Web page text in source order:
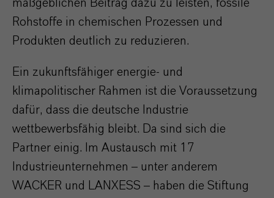
maßgeblichen Beitrag dazu zu leisten, fossile
Rohstoffe in chemischen Prozessen und
Produkten deutlich zu reduzieren.
Ein zukunftsfähiger energie- und
klimapolitischer Rahmen ist die Voraussetzung
dafür, dass die deutsche Industrie
wettbewerbsfähig bleibt. Da sind sich die
Partner einig. Im Austausch mit 17
Industrieunternehmen – unter anderem
WACKER und LANXESS – haben die Stiftung